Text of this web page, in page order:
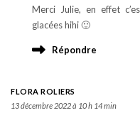
Merci Julie, en effet
glacées hihi 🙂
Répondre
FLORA ROLIERS
13 décembre 2022 à 10 h 14 min